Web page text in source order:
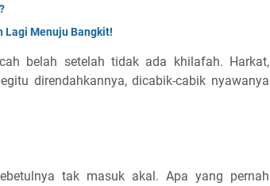
Lagi Menuju Bangkit!
belah setelah tidak ada khilafah. Harkat,
direndahkannya, dicabik-cabik nyawanya
tak masuk akal. Apa yang pernah